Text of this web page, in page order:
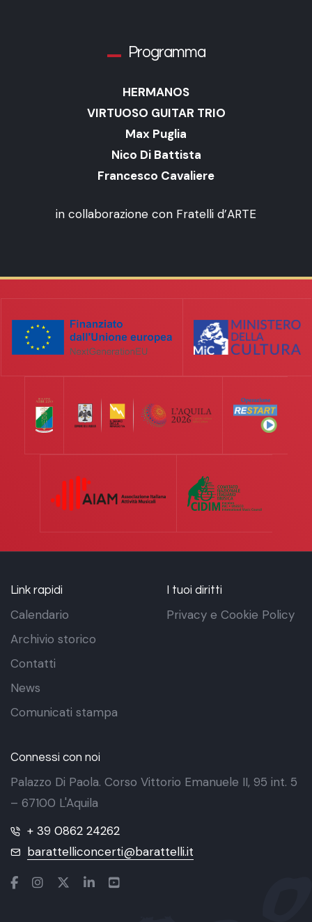
Programma
HERMANOS
VIRTUOSO GUITAR TRIO
Max Puglia
Nico Di Battista
Francesco Cavaliere
in collaborazione con Fratelli d’ARTE
Link rapidi
Calendario
Archivio storico
Contatti
News
Comunicati stampa
I tuoi diritti
Privacy e Cookie Policy
Connessi con noi
Palazzo Di Paola. Corso Vittorio Emanuele II, 95 int. 5
– 67100 L'Aquila
+ 39 0862 24262
barattelliconcerti@barattelli.it